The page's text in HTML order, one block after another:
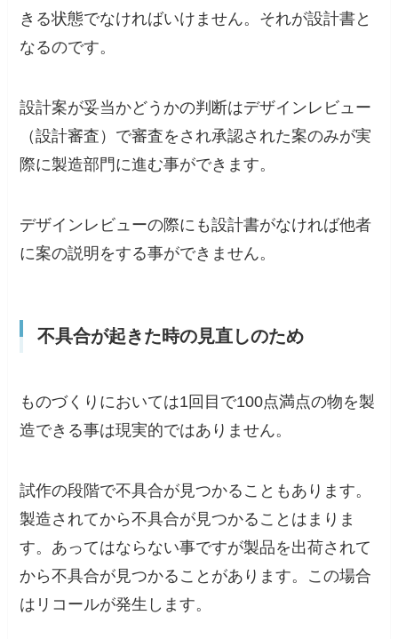
きる状態でなければいけません。それが設計書と
なるのです。
設計案が妥当かどうかの判断はデザインレビュー
（設計審査）で審査をされ承認された案のみが実
際に製造部門に進む事ができます。
デザインレビューの際にも設計書がなければ他者
に案の説明をする事ができません。
不具合が起きた時の見直しのため
ものづくりにおいては1回目で100点満点の物を製
造できる事は現実的ではありません。
試作の段階で不具合が見つかることもあります。
製造されてから不具合が見つかることはまりま
す。あってはならない事ですが製品を出荷されて
から不具合が見つかることがあります。この場合
はリコールが発生します。